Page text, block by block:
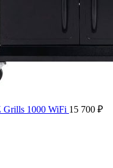
Grills 1000 WiFi 15 700 ₽